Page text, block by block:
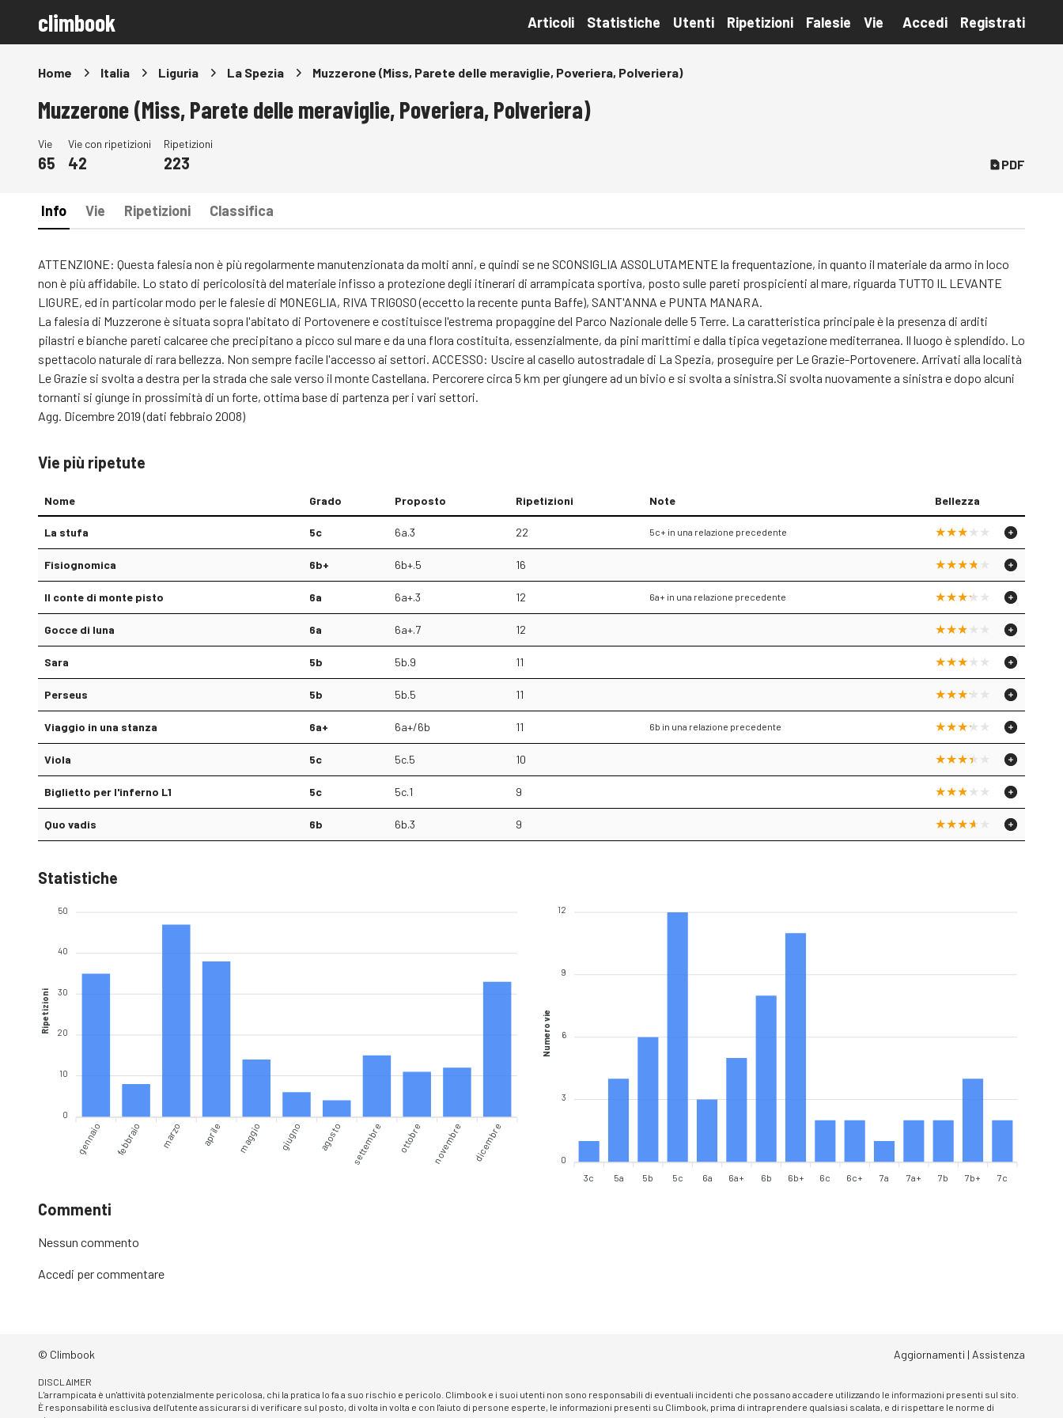
climbook Articoli Statistiche Utenti Ripetizioni Falesie Vie Accedi Registrati
Home Italia Liguria La Spezia Muzzerone (Miss, Parete delle meraviglie, Poveriera, Polveriera)
Muzzerone (Miss, Parete delle meraviglie, Poveriera, Polveriera)
Vie
65
Vie con ripetizioni
42
Ripetizioni
223 PDF
Info Vie Ripetizioni Classifica
ATTENZIONE: Questa falesia non è più regolarmente manutenzionata da molti anni, e quindi se ne SCONSIGLIA ASSOLUTAMENTE la frequentazione, in quanto il materiale da armo in loco
non è più affidabile. Lo stato di pericolosità del materiale infisso a protezione degli itinerari di arrampicata sportiva, posto sulle pareti prospicienti al mare, riguarda TUTTO IL LEVANTE
LIGURE, ed in particolar modo per le falesie di MONEGLIA, RIVA TRIGOSO (eccetto la recente punta Baffe), SANT'ANNA e PUNTA MANARA.
La falesia di Muzzerone è situata sopra l'abitato di Portovenere e costituisce l'estrema propaggine del Parco Nazionale delle 5 Terre. La caratteristica principale è la presenza di arditi
pilastri e bianche pareti calcaree che precipitano a picco sul mare e da una flora costituita, essenzialmente, da pini marittimi e dalla tipica vegetazione mediterranea. Il luogo è splendido. Lo
spettacolo naturale di rara bellezza. Non sempre facile l'accesso ai settori. ACCESSO: Uscire al casello autostradale di La Spezia, proseguire per Le Grazie-Portovenere. Arrivati alla località
Le Grazie si svolta a destra per la strada che sale verso il monte Castellana. Percorere circa 5 km per giungere ad un bivio e si svolta a sinistra.Si svolta nuovamente a sinistra e dopo alcuni
tornanti si giunge in prossimità di un forte, ottima base di partenza per i vari settori.
Agg. Dicembre 2019 (dati febbraio 2008)
Vie più ripetute
Nome Grado Proposto Ripetizioni Note Bellezza
La stufa 5c 6a.3 22 5c+ in una relazione precedente
Fisiognomica 6b+ 6b+.5 16
Il conte di monte pisto 6a 6a+.3 12 6a+ in una relazione precedente
Gocce di luna 6a 6a+.7 12
Sara 5b 5b.9 11
Perseus 5b 5b.5 11
Viaggio in una stanza 6a+ 6a+/6b 11 6b in una relazione precedente
Viola 5c 5c.5 10
Biglietto per l'inferno L1 5c 5c.1 9
Quo vadis 6b 6b.3 9
Statistiche
50
40
30
20
10
0
Ripetizioni
gennaio febbraio marzo aprile maggio giugno agosto settembre ottobre novembre dicembre
12
9
6
3
0
Numero vie
3c 5a 5b 5c 6a 6a+ 6b 6b+ 6c 6c+ 7a 7a+ 7b 7b+ 7c
Commenti
Nessun commento
Accedi per commentare
© Climbook Aggiornamenti | Assistenza
DISCLAIMER
L'arrampicata è un'attività potenzialmente pericolosa, chi la pratica lo fa a suo rischio e pericolo. Climbook e i suoi utenti non sono responsabili di eventuali incidenti che possano accadere utilizzando le informazioni presenti sul sito.
È responsabilità esclusiva dell'utente assicurarsi di verificare sul posto, di volta in volta e con l'aiuto di persone esperte, le informazioni presenti su Climbook, prima di intraprendere qualsiasi scalata, e di rispettare le norme di